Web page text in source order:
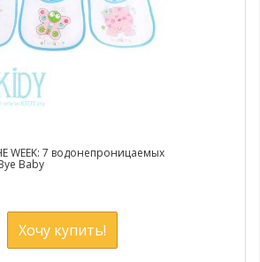
WEEK: 7 водонепроницаемых
Baby
Хочу купить!